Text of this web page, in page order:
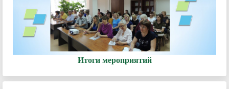
Итоги мероприятий